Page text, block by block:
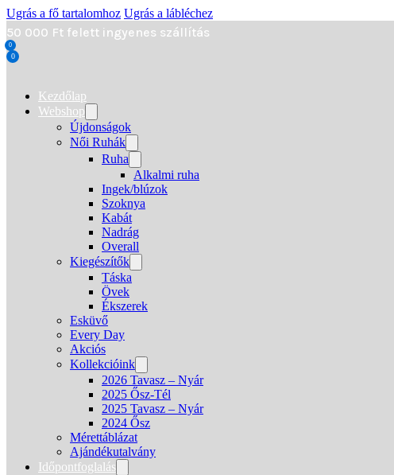
Ugrás a fő tartalomhoz Ugrás a lábléchez
50 000 Ft felett ingyenes szállítás
0
0
Kezdőlap
Webshop
Újdonságok
Női Ruhák
Ruha
Alkalmi ruha
Ingek/blúzok
Szoknya
Kabát
Nadrág
Overall
Kiegészítők
Táska
Övek
Ékszerek
Esküvő
Every Day
Akciós
Kollekcióink
2026 Tavasz – Nyár
2025 Ősz-Tél
2025 Tavasz – Nyár
2024 Ősz
Mérettáblázat
Ajándékutalvány
Időpontfoglalás